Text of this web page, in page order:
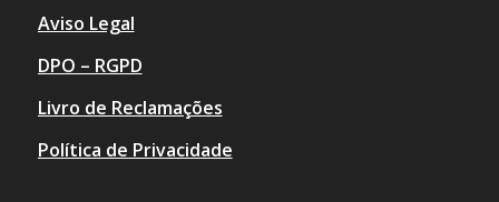
Aviso Legal
DPO – RGPD
Livro de Reclamações
Política de Privacidade